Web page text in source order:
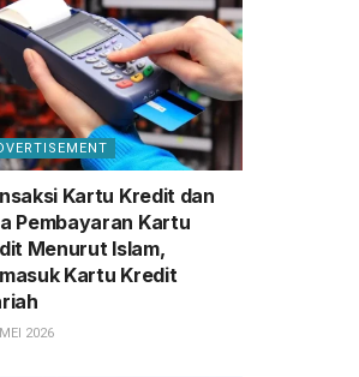
Kartu Kredit dan
Pembayaran Kartu
Menurut Islam,
Kartu Kredit
2026